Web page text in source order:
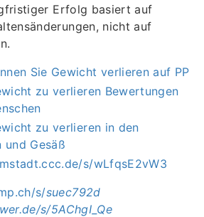
Erfolg basiert auf
nicht auf
Sie Gewicht verlieren auf PP
zu verlieren Bewertungen
zu verlieren in den
und Gesäß
s/wLfqsE2vW3
s/suec792d
s/5AChgI_Qe